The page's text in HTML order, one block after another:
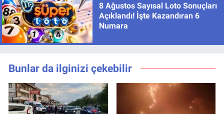
8 Ağustos Sayısal Loto Sonuçları
Açıklandı! İşte Kazandıran 6
Numara
Bunlar da ilginizi çekebilir